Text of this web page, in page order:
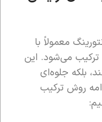
معمولاً با
ترکیب می‌شود. این
بلکه جلوه‌ای
روش ترکیب